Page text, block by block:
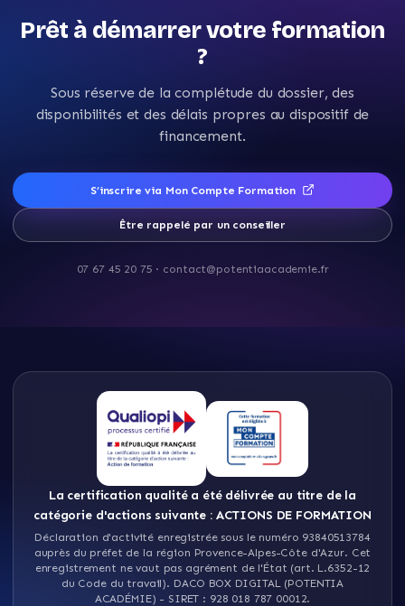
Prêt à démarrer votre formation
?
Sous réserve de la complétude du dossier, des
disponibilités et des délais propres au dispositif de
financement.
S’inscrire via Mon Compte Formation
Être rappelé par un conseiller
07 67 45 20 75 · contact@potentiaacademie.fr
La certification qualité a été délivrée au titre de la
catégorie d'actions suivante : ACTIONS DE FORMATION
Déclaration d'activité enregistrée sous le numéro 93840513784
auprès du préfet de la région Provence-Alpes-Côte d'Azur. Cet
enregistrement ne vaut pas agrément de l'État (art. L.6352-12
du Code du travail). DACO BOX DIGITAL (POTENTIA
ACADÉMIE) - SIRET : 928 018 787 00012.